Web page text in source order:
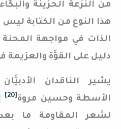
هذا النوع من الكتابة
الذات في مواجهة المحنة
دليل على القوَّة والعزيمة
يشير الناقدان
الأسطة وحسين مروة[20]
لشعر المقاومة ما